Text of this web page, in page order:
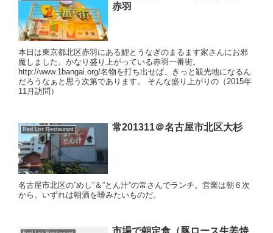
赤羽
本日は東京都北区赤羽にある鯉とうなぎのまるます家さんにお邪
魔しました。かなり盛り上がっている赤羽一番街。
http://www.1bangai.org/名物を打ち出せば、きっと観光地になるん
だろうなぁと思う次第であります。 そんな盛り上がりの（2015年
11月訪問）
Red List Restaurant 常201311＠名古屋市北区大杉
名古屋市北区の”めし”＆”とん汁”の常さんでランチ。営業は朝６次
から。いずれは朝酒を嗜みたいものだ。